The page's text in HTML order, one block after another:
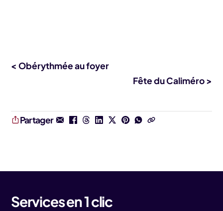
< Obérythmée au foyer
Fête du Caliméro >
Partager
Services en 1 clic